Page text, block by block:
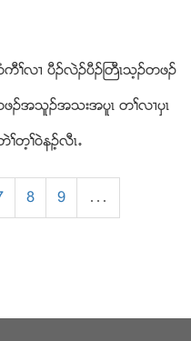
ႈလ႕ ပီဥလဲဥပီဥႀတီၚသ့ဥတဖဥ
ဥအသူဥအသးအပူၚ တႈလ႕ပွၚ
တ့ႈ၀ဲနဥ့လီၚ’
8 9 …